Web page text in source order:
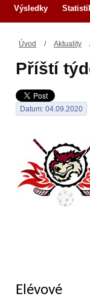
Úvod / Aktuality
Příští
Datum: 04.09.2020
Elévové
Výsledky